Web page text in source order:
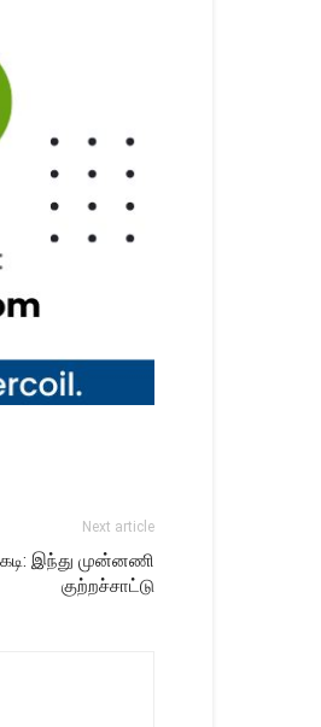
Next article
இந்து முன்னணி
குற்றச்சாட்டு